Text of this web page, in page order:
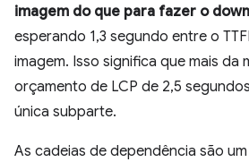
imagem do que para fazer o
esperando 1,3 segundo entre o
imagem. Isso significa que mais da
orçamento de LCP de 2,5
única subparte.
As cadeias de dependência são